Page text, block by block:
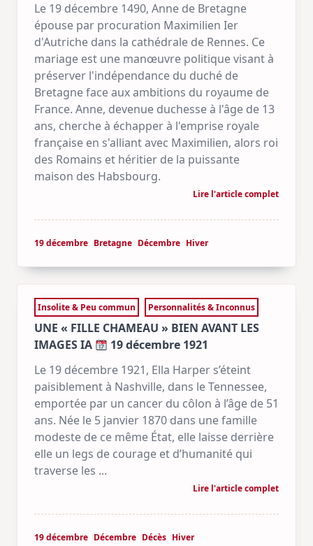
Le 19 décembre 1490, Anne de Bretagne
épouse par procuration Maximilien Ier
d'Autriche dans la cathédrale de Rennes. Ce
mariage est une manœuvre politique visant à
préserver l'indépendance du duché de
Bretagne face aux ambitions du royaume de
France. Anne, devenue duchesse à l'âge de 13
ans, cherche à échapper à l'emprise royale
française en s'alliant avec Maximilien, alors roi
des Romains et héritier de la puissante
maison des Habsbourg.
Lire l'article complet
19 décembre Bretagne Décembre Hiver
Insolite & Peu commun Personnalités & Inconnus
UNE « FILLE CHAMEAU » BIEN AVANT LES
IMAGES IA
19 décembre 1921
Le 19 décembre 1921, Ella Harper s’éteint
paisiblement à Nashville, dans le Tennessee,
emportée par un cancer du côlon à l’âge de 51
ans. Née le 5 janvier 1870 dans une famille
modeste de ce même État, elle laisse derrière
elle un legs de courage et d’humanité qui
traverse les ...
Lire l'article complet
19 décembre Décembre Décès Hiver